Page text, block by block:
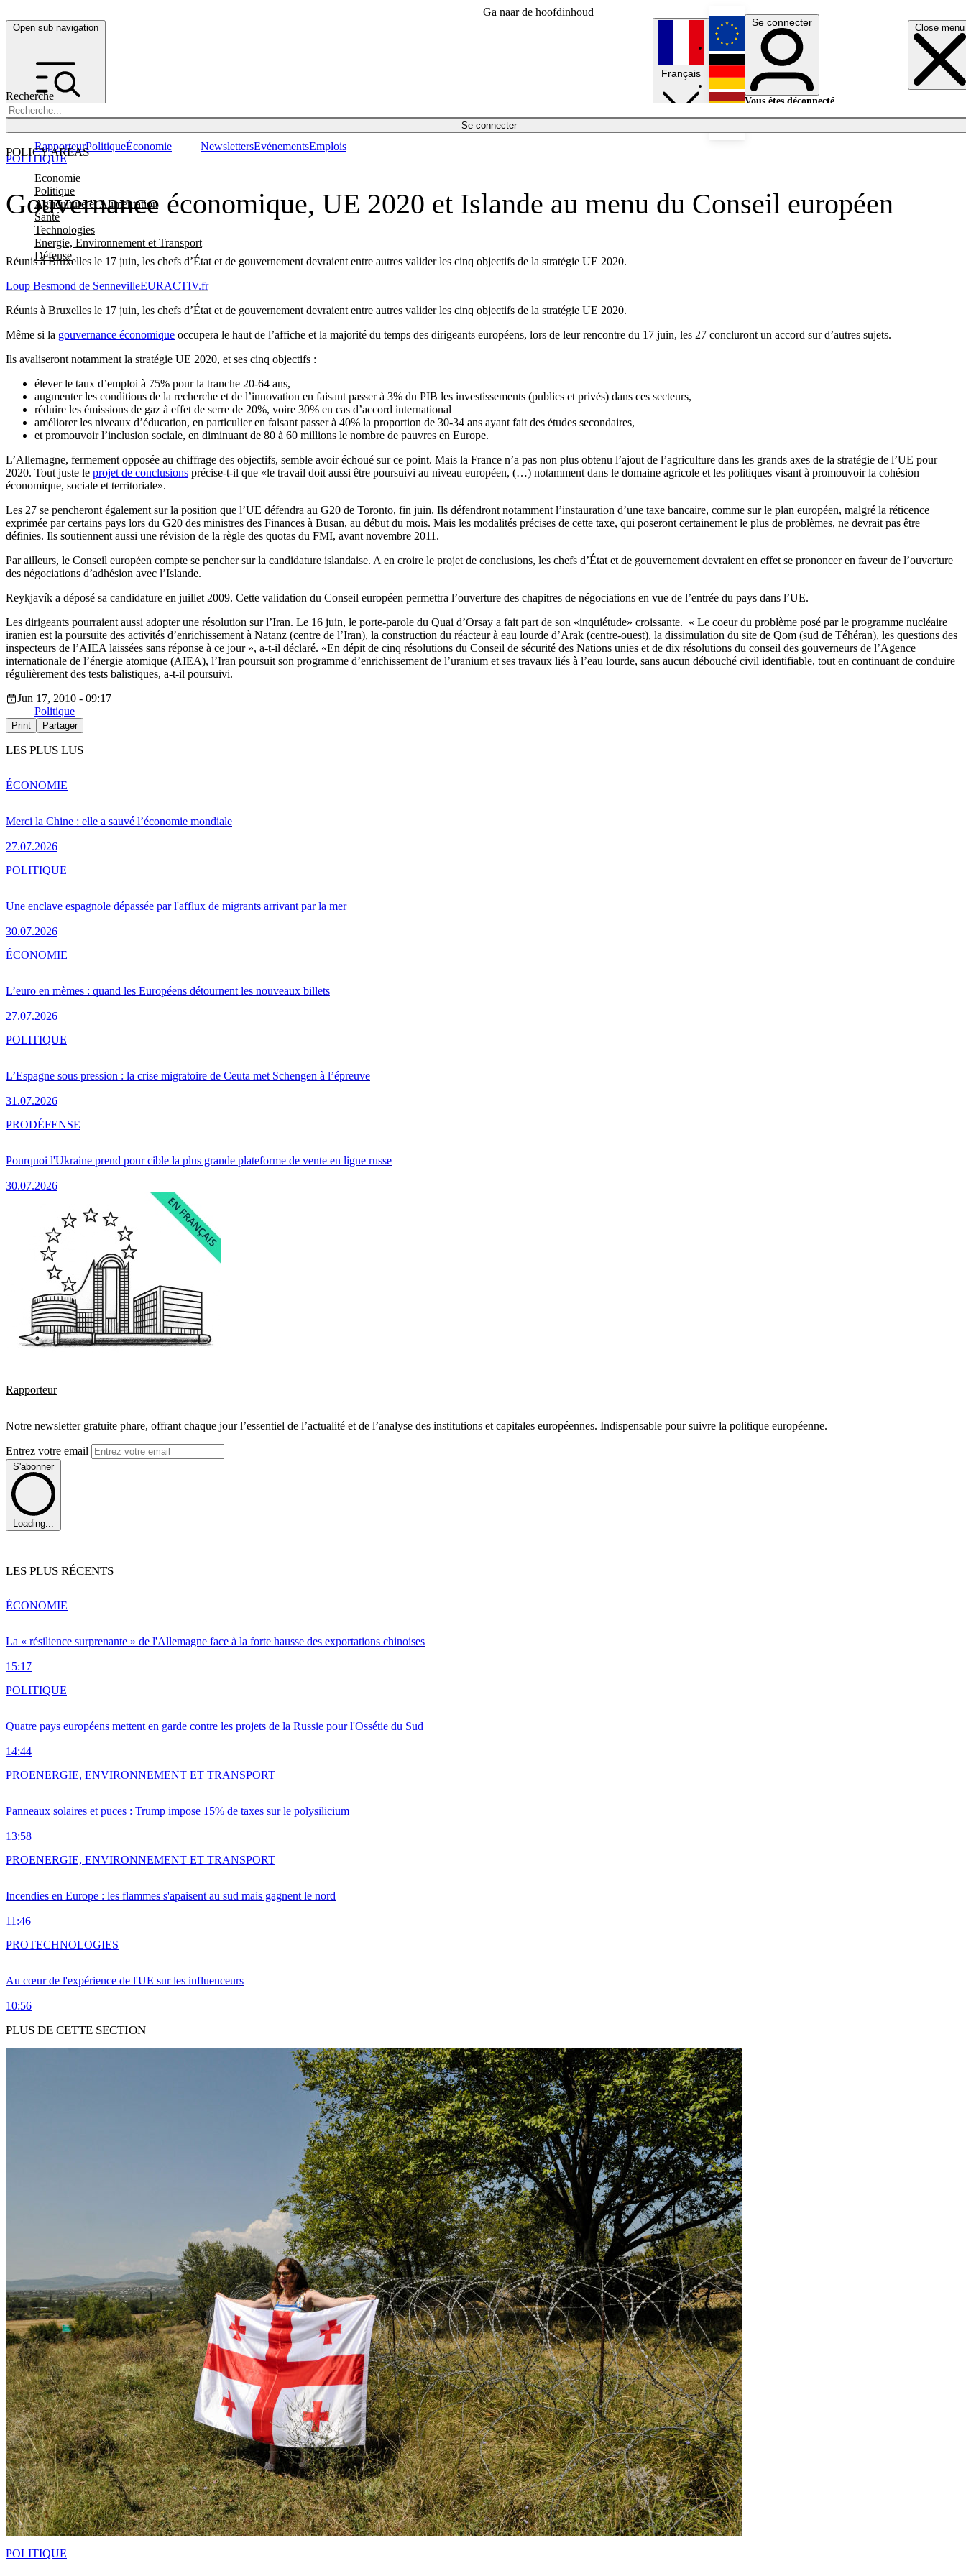
Ga naar de hoofdinhoud
Open sub navigation Close menu
Recherche
Se connecter
POLICY AREAS
Economie
Politique
Agriculture et Alimentation
Santé
Technologies
Energie, Environnement et Transport
Défense
RapporteurPolitiqueÉconomie NewslettersEvénementsEmplois
Français
English
Deutsch
Se connecter
Vous êtes déconnecté.
Gouvernance économique, UE 2020 et Islande au menu du Conseil européen
Réunis à Bruxelles le 17 juin, les chefs d’État et de gouvernement devraient entre autres valider les cinq objectifs de la stratégie UE 2020.
POLITIQUE
Loup Besmond de SennevilleEURACTIV.fr
Réunis à Bruxelles le 17 juin, les chefs d’État et de gouvernement devraient entre autres valider les cinq objectifs de la stratégie UE 2020.
Même si la gouvernance économique occupera le haut de l’affiche et la majorité du temps des dirigeants européens, lors de leur rencontre du 17 juin, les 27 concluront un accord sur d’autres sujets.
Ils avaliseront notamment la stratégie UE 2020, et ses cinq objectifs :
élever le taux d’emploi à 75% pour la tranche 20-64 ans,
augmenter les conditions de la recherche et de l’innovation en faisant passer à 3% du PIB les investissements (publics et privés) dans ces secteurs,
réduire les émissions de gaz à effet de serre de 20%, voire 30% en cas d’accord international
améliorer les niveaux d’éducation, en particulier en faisant passer à 40% la proportion de 30-34 ans ayant fait des études secondaires,
et promouvoir l’inclusion sociale, en diminuant de 80 à 60 millions le nombre de pauvres en Europe.
L’Allemagne, fermement opposée au chiffrage des objectifs, semble avoir échoué sur ce point. Mais la France n’a pas non plus obtenu l’ajout de l’agriculture dans les grands axes de la stratégie de l’UE pour
2020. Tout juste le projet de conclusions précise-t-il que «le travail doit aussi être poursuivi au niveau européen, (…) notamment dans le domaine agricole et les politiques visant à promouvoir la cohésion
économique, sociale et territoriale».
Les 27 se pencheront également sur la position que l’UE défendra au G20 de Toronto, fin juin. Ils défendront notamment l’instauration d’une taxe bancaire, comme sur le plan européen, malgré la réticence
exprimée par certains pays lors du G20 des ministres des Finances à Busan, au début du mois. Mais les modalités précises de cette taxe, qui poseront certainement le plus de problèmes, ne devrait pas être
définies. Ils soutiennent aussi une révision de la règle des quotas du FMI, avant novembre 2011.
Par ailleurs, le Conseil européen compte se pencher sur la candidature islandaise. A en croire le projet de conclusions, les chefs d’État et de gouvernement devraient en effet se prononcer en faveur de l’ouverture
des négociations d’adhésion avec l’Islande.
Reykjavík a déposé sa candidature en juillet 2009. Cette validation du Conseil européen permettra l’ouverture des chapitres de négociations en vue de l’entrée du pays dans l’UE.
Les dirigeants pourraient aussi adopter une résolution sur l’Iran. Le 16 juin, le porte-parole du Quai d’Orsay a fait part de son «inquiétude» croissante. « Le coeur du problème posé par le programme nucléaire
iranien est la poursuite des activités d’enrichissement à Natanz (centre de l’Iran), la construction du réacteur à eau lourde d’Arak (centre-ouest), la dissimulation du site de Qom (sud de Téhéran), les questions des
inspecteurs de l’AIEA laissées sans réponse à ce jour », a-t-il déclaré. «En dépit de cinq résolutions du Conseil de sécurité des Nations unies et de dix résolutions du conseil des gouverneurs de l’Agence
internationale de l’énergie atomique (AIEA), l’Iran poursuit son programme d’enrichissement de l’uranium et ses travaux liés à l’eau lourde, sans aucun débouché civil identifiable, tout en continuant de conduire
régulièrement des tests balistiques, a-t-il poursuivi.
Jun 17, 2010 - 09:17
Politique
Print Partager
LES PLUS LUS
Merci la Chine : elle a sauvé l’économie mondiale
27.07.2026
ÉCONOMIE
Une enclave espagnole dépassée par l'afflux de migrants arrivant par la mer
30.07.2026
POLITIQUE
L’euro en mèmes : quand les Européens détournent les nouveaux billets
27.07.2026
ÉCONOMIE
L’Espagne sous pression : la crise migratoire de Ceuta met Schengen à l’épreuve
31.07.2026
POLITIQUE
Pourquoi l'Ukraine prend pour cible la plus grande plateforme de vente en ligne russe
30.07.2026
PRODÉFENSE
Rapporteur
Notre newsletter gratuite phare, offrant chaque jour l’essentiel de l’actualité et de l’analyse des institutions et capitales européennes. Indispensable pour suivre la politique européenne.
Entrez votre email
S'abonner
Loading...
LES PLUS RÉCENTS
La « résilience surprenante » de l'Allemagne face à la forte hausse des exportations chinoises
15:17
ÉCONOMIE
Quatre pays européens mettent en garde contre les projets de la Russie pour l'Ossétie du Sud
14:44
POLITIQUE
Panneaux solaires et puces : Trump impose 15% de taxes sur le polysilicium
13:58
PROENERGIE, ENVIRONNEMENT ET TRANSPORT
Incendies en Europe : les flammes s'apaisent au sud mais gagnent le nord
11:46
PROENERGIE, ENVIRONNEMENT ET TRANSPORT
Au cœur de l'expérience de l'UE sur les influenceurs
10:56
PROTECHNOLOGIES
PLUS DE CETTE SECTION
POLITIQUE